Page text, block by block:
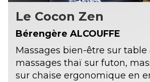
Le Cocon Zen
Bérengère ALCOUFFE
Massages bien-être sur table
massages thaï sur futon,
sur chaise ergonomique en